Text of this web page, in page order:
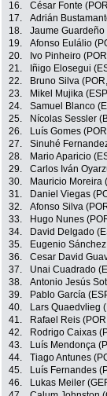
16.
César Fonte
17.
Adrián
18.
Jaume Guardeño
19.
Afonso Eulálio
20.
Ivo Pinheiro
21.
Iñigo Elosegui
22.
Bruno Silva
23.
Mikel Mujika
24.
Samuel Blanco
25.
Nícolas Sessler
26.
Luís Gomes
27.
Sinuhé
28.
Mario Aparicio
29.
Carlos Iván
30.
Mauricio Moreira
31.
Daniel Viegas
32.
Afonso Silva
33.
Hugo Nunes
34.
David Delgado
35.
Eugenio
36.
Cesar David
37.
Unai Cuadrado
38.
Antonio Jesús
39.
Pablo García
40.
Lars Quaedvlieg
41.
Rafael Reis
42.
Rodrigo Caixas
43.
Luís Mendonça
44.
Tiago Antunes
45.
Luís Fernandes
46.
Lukas Meiler